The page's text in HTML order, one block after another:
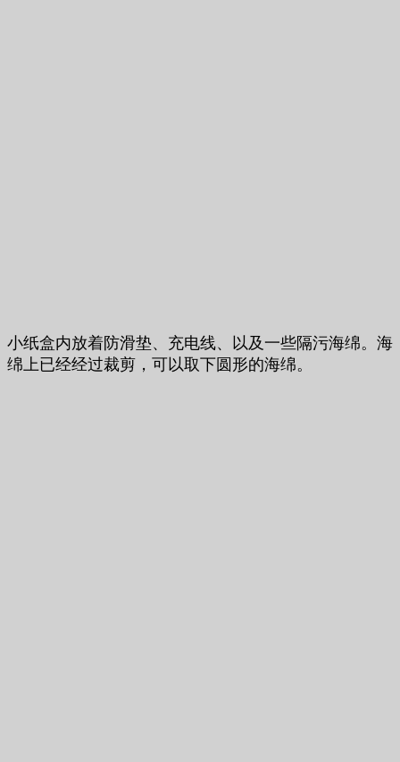
小纸盒内放着防滑垫、充电线、以及一些隔污海绵。海
绵上已经经过裁剪，可以取下圆形的海绵。